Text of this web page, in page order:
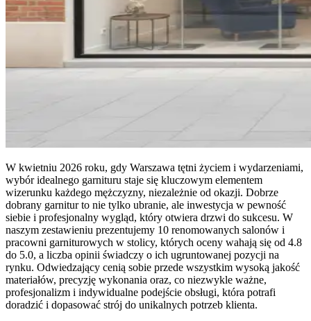
W kwietniu 2026 roku, gdy Warszawa tętni życiem i wydarzeniami,
wybór idealnego garnituru staje się kluczowym elementem
wizerunku każdego mężczyzny, niezależnie od okazji. Dobrze
dobrany garnitur to nie tylko ubranie, ale inwestycja w pewność
siebie i profesjonalny wygląd, który otwiera drzwi do sukcesu. W
naszym zestawieniu prezentujemy 10 renomowanych salonów i
pracowni garniturowych w stolicy, których oceny wahają się od 4.8
do 5.0, a liczba opinii świadczy o ich ugruntowanej pozycji na
rynku. Odwiedzający cenią sobie przede wszystkim wysoką jakość
materiałów, precyzję wykonania oraz, co niezwykle ważne,
profesjonalizm i indywidualne podejście obsługi, która potrafi
doradzić i dopasować strój do unikalnych potrzeb klienta.